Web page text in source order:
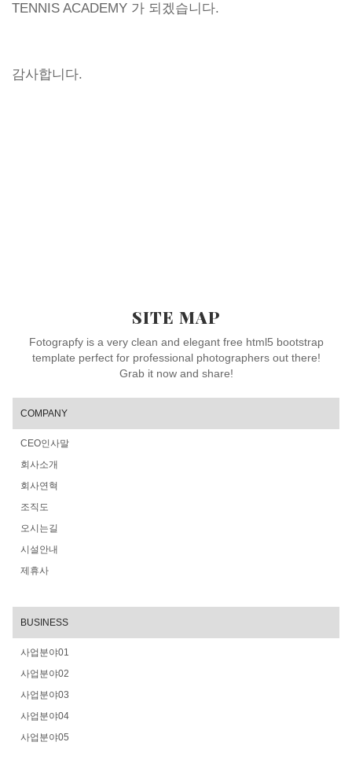
TENNIS ACADEMY 가 되겠습니다.
감사합니다.
SITE MAP
Fotograpfy is a very clean and elegant free html5 bootstrap
template perfect for professional photographers out there!
Grab it now and share!
COMPANY
CEO인사말
회사소개
회사연혁
조직도
오시는길
시설안내
제휴사
BUSINESS
사업분야01
사업분야02
사업분야03
사업분야04
사업분야05